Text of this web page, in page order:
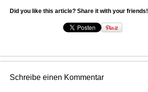
Did you like this article? Share it with your friends!
Schreibe einen Kommentar